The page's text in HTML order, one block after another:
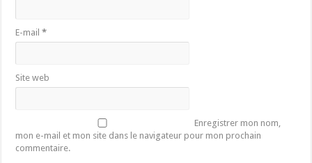
E-mail*
Site web
Enregistrer mon nom,
mon e-mail et mon site dans le navigateur pour mon prochain
commentaire.